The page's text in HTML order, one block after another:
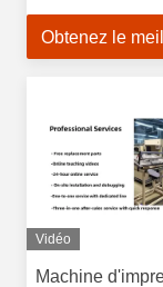
précise
Obtenez le
Vidéo
Machine